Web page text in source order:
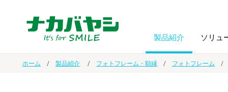
製品紹介 ソリュ
ホーム 製品紹介 フォトフレーム・額縁 フォトフレーム